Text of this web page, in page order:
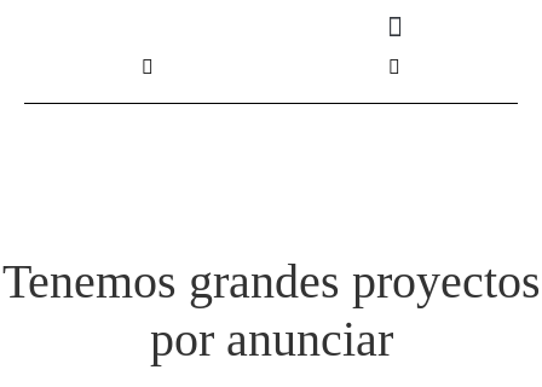
Tenemos grandes proyectos
por anunciar